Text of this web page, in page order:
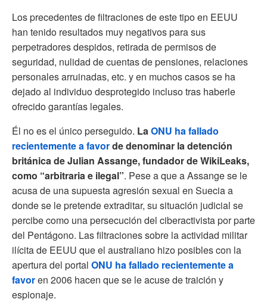
Los precedentes de filtraciones de este tipo en EEUU
han tenido resultados muy negativos para sus
perpetradores despidos, retirada de permisos de
seguridad, nulidad de cuentas de pensiones, relaciones
personales arruinadas, etc. y en muchos casos se ha
dejado al individuo desprotegido incluso tras haberle
ofrecido garantías legales.
Él no es el único perseguido. LaONU ha fallado
recientemente a favorde denominar la detención
británica de Julian Assange, fundador de WikiLeaks,
como “arbitraria e ilegal”. Pese a que a Assange se le
acusa de una supuesta agresión sexual en Suecia a
donde se le pretende extraditar, su situación judicial se
percibe como una persecución del ciberactivista por parte
del Pentágono. Las filtraciones sobre la actividad militar
ilícita de EEUU que el australiano hizo posibles con la
apertura del portal ONU ha fallado recientemente a
favoren 2006 hacen que se le acuse de traición y
espionaje.